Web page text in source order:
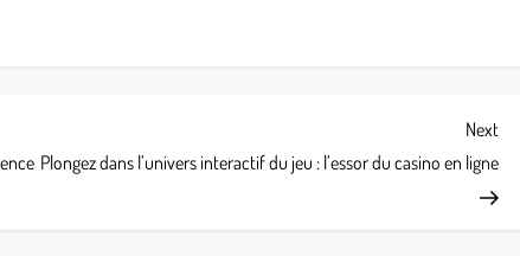
Next
Post
Next
Plongez dans l’univers interactif du jeu : l’essor du casino en ligne